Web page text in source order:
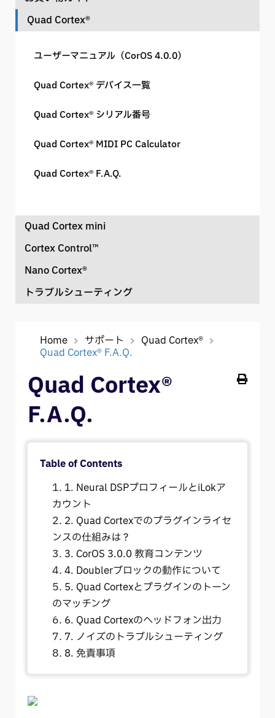
配送・送料について
ご注文について
お支払い方法について
Quad Cortex®
ユーザーマニュアル（CorOS 4.0.0）
Quad Cortex® デバイス一覧
Quad Cortex® シリアル番号
Quad Cortex® MIDI PC Calculator
Quad Cortex® F.A.Q.
Quad Cortex mini
Cortex Control™
Cortex Control User Manual (2026.1.21)
Nano Cortex®
Nano Cortex® 電源ソース
Nano Cortex® シリアル番号
Nano Cortex® F.A.Q.
トラブルシューティング
Neural DSP公式フォーラム
macOS® 最適化ガイド
Home サポート
Quad Cortex®
Quad Cortex® F.A.Q.
Quad Cortex®
F.A.Q.
Table of Contents
1. Neural DSPプロフィールとiLokア
カウント
2. Quad Cortexでのプラグインライセ
ンスの仕組みは？
3. CorOS 3.0.0 教育コンテンツ
4. Doublerブロックの動作について
5. Quad Cortexとプラグインのトーン
のマッチング
6. Quad Cortexのヘッドフォン出力
7. ノイズのトラブルシューティング
8. 免責事項